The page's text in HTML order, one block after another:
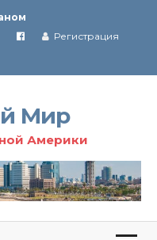
в Иране Регистрация
Мир
Америки